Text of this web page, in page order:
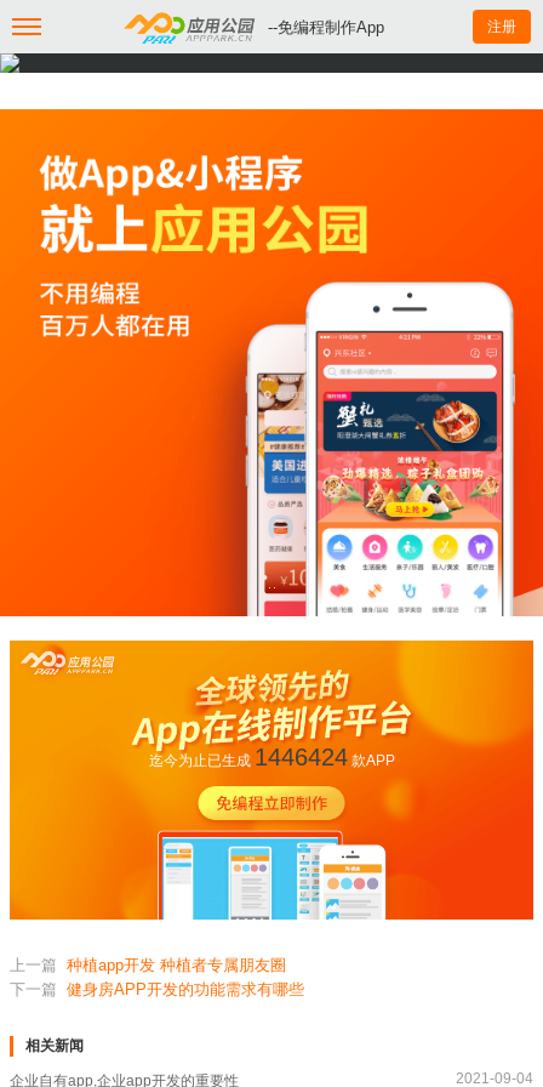
--免编程制作App 注册
迄今为止已生成 1446424款APP
上一篇 种植app开发 种植者专属朋友圈
下一篇 健身房APP开发的功能需求有哪些
相关新闻
企业自有app,企业app开发的重要性 2021-09-04